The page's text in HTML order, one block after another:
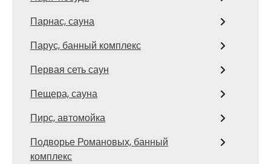
Парнас, сауна
Парус, банный комплекс
Первая сеть саун
Пещера, сауна
Пирс, автомойка
Подворье Романовых, банный
комплекс